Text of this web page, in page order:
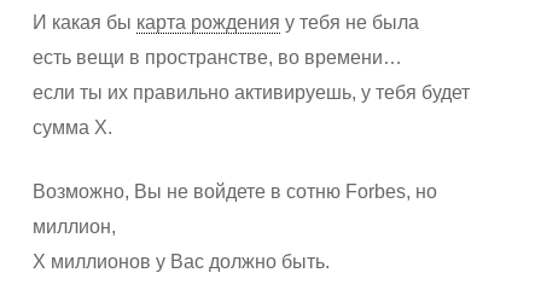
И какая бы карта рождения у тебя не была
есть вещи в пространстве, во времени…
если ты их правильно активируешь, у тебя будет
сумма Х.
Возможно, Вы не войдете в сотню Forbes, но
миллион,
Х миллионов у Вас должно быть.